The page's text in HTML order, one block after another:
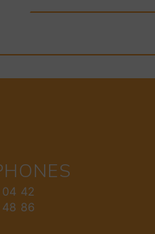
42
86